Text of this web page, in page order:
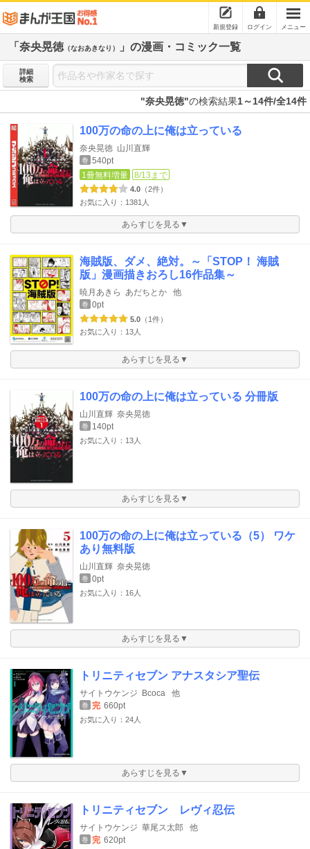
新規登録 ログイン メニュー
「奈央晃徳（なおあきなり） 」の漫画・コミック一覧
詳細
検索
"奈央晃徳"の検索結果1～14件/全14件
100万の命の上に俺は立っている
奈央晃徳 山川直輝
巻 540pt
1冊無料増量
8/13まで
4.0 （2件）
お気に入り：1381人
あらすじを見る▼
海賊版、ダメ、絶対。～「STOP！ 海賊
版」漫画描きおろし16作品集～
暁月あきら あだちとか 他
巻 0pt
5.0 （1件）
お気に入り：13人
あらすじを見る▼
100万の命の上に俺は立っている 分冊版
山川直輝 奈央晃徳
巻 140pt
お気に入り：13人
あらすじを見る▼
100万の命の上に俺は立っている（5） ワケ
あり無料版
山川直輝 奈央晃徳
巻 0pt
お気に入り：16人
あらすじを見る▼
トリニティセブン アナスタシア聖伝
サイトウケンジ Bcoca 他
巻 完 660pt
お気に入り：24人
あらすじを見る▼
トリニティセブン レヴィ忍伝
サイトウケンジ 華尾ス太郎 他
巻 完 620pt